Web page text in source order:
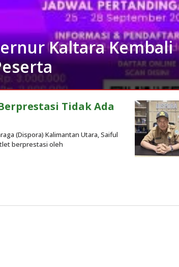
Kaltara Kembali
Tidak Ada
(Dispora) Kalimantan Utara, Saiful
berprestasi oleh